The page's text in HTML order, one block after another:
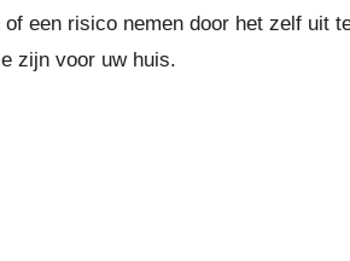
een risico nemen door het zelf uit
zijn voor uw huis.